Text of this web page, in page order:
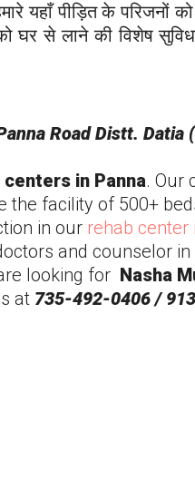
यहाँ पीड़ित के परिजनों
घर से लाने की विशेष
Road Distt. Datia
centers in Panna. Our
the facility of 500+
in our rehab center
and counselor
looking for Nasha
at 735-492-0406 /